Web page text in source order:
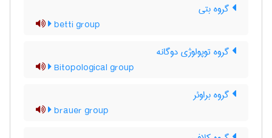
گروه بتی
betti group
گروه توپولوژی دوگانه
Bitopological group
گروه براوئر
brauer group